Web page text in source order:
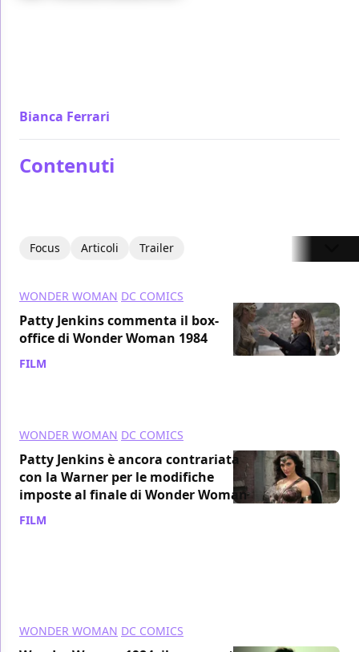
Bianca Ferrari
Contenuti
Focus Articoli Trailer
WONDER WOMAN DC COMICS
Patty Jenkins commenta il box-
office di Wonder Woman 1984
FILM
WONDER WOMAN DC COMICS
Patty Jenkins è ancora contrariata
con la Warner per le modifiche
imposte al finale di Wonder Woman
FILM
WONDER WOMAN DC COMICS